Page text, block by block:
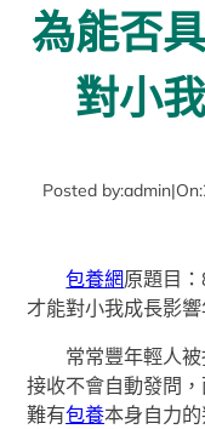
為能否
對小
Posted by:admin|On:
包養網原題目
才能對小我成長影
常常豐年輕人被
接收不會自動發問
難有包養本身自力